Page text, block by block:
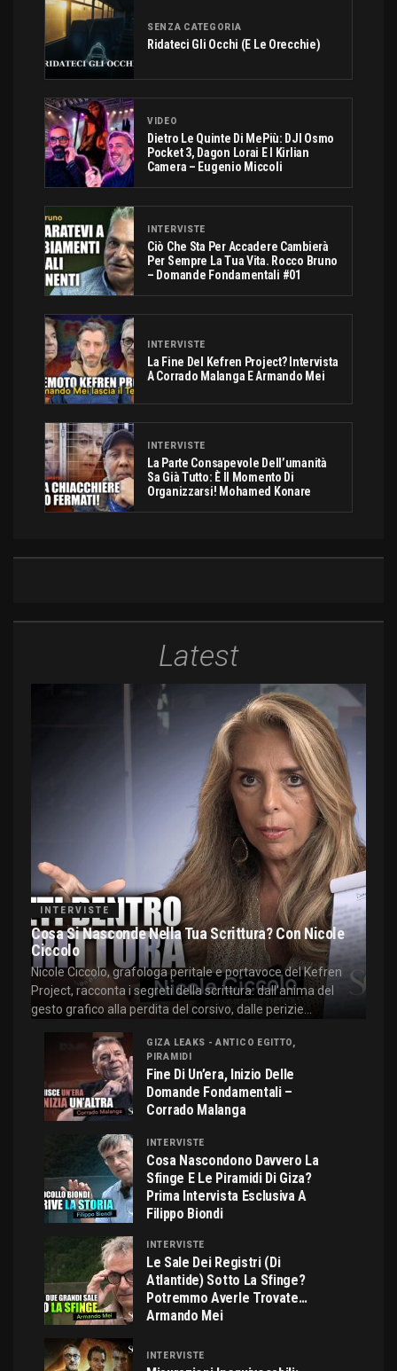
SENZA CATEGORIA
Ridateci Gli Occhi (e Le Orecchie)
VIDEO
Dietro Le Quinte Di MePiù: DJI Osmo
Pocket 3, Dagon Lorai E I Kirlian
Camera – Eugenio Miccoli
INTERVISTE
Ciò Che Sta Per Accadere Cambierà
Per Sempre La Tua Vita. Rocco Bruno
– Domande Fondamentali #01
INTERVISTE
La Fine Del Kefren Project? Intervista
A Corrado Malanga E Armando Mei
INTERVISTE
La Parte Consapevole Dell’umanità
Sa Già Tutto: È Il Momento Di
Organizzarsi! Mohamed Konare
Latest
INTERVISTE
Cosa Si Nasconde Nella Tua Scrittura? Con Nicole
Ciccolo
Nicole Ciccolo, grafologa peritale e portavoce del Kefren
Project, racconta i segreti della scrittura: dall'anima del
gesto grafico alla perdita del corsivo, dalle perizie...
GIZA LEAKS - ANTICO EGITTO,
PIRAMIDI
Fine Di Un’era, Inizio Delle
Domande Fondamentali –
Corrado Malanga
INTERVISTE
Cosa Nascondono Davvero La
Sfinge E Le Piramidi Di Giza?
Prima Intervista Esclusiva A
Filippo Biondi
INTERVISTE
Le Sale Dei Registri (di
Atlantide) Sotto La Sfinge?
Potremmo Averle Trovate…
Armando Mei
INTERVISTE